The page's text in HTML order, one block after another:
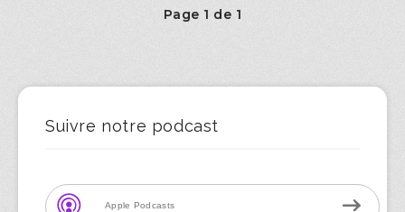
Page 1 de 1
Suivre notre podcast
Apple Podcasts